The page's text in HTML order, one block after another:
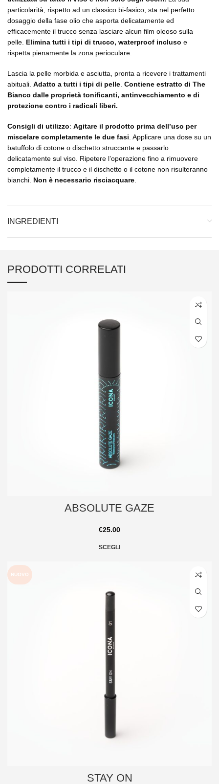
particolarità, rispetto ad un classico bi-fasico, sta nel perfetto
dosaggio della fase olio che asporta delicatamente ed
efficacemente il trucco senza lasciare alcun film oleoso sulla
pelle. Elimina tutti i tipi di trucco, waterproof incluso e
rispetta pienamente la zona perioculare.
Lascia la pelle morbida e asciutta, pronta a ricevere i trattamenti
abituali. Adatto a tutti i tipi di pelle Contiene estratto di The
Bianco dalle proprietà tonificanti, antinvecchiamento e di
protezione contro i radicali liberi.
Consigli di utilizzo: Agitare il prodotto prima dell’uso per
miscelare completamente le due fasi . Applicare una dose su un
batuffolo di cotone o dischetto struccante e passarlo
delicatamente sul viso. Ripetere l’operazione fino a rimuovere
completamente il trucco e il dischetto o il cotone non risulteranno
bianchi. Non è necessario risciacquare
INGREDIENTI
PRODOTTI CORRELATI
ABSOLUTE GAZE
€25.00
SCEGLI
NUOVO
STAY ON